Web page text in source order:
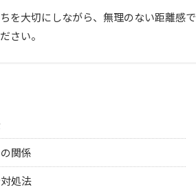
を大切にしながら、無理のない距離感で
さい。
関係
処法